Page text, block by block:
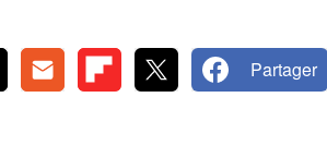
Partager